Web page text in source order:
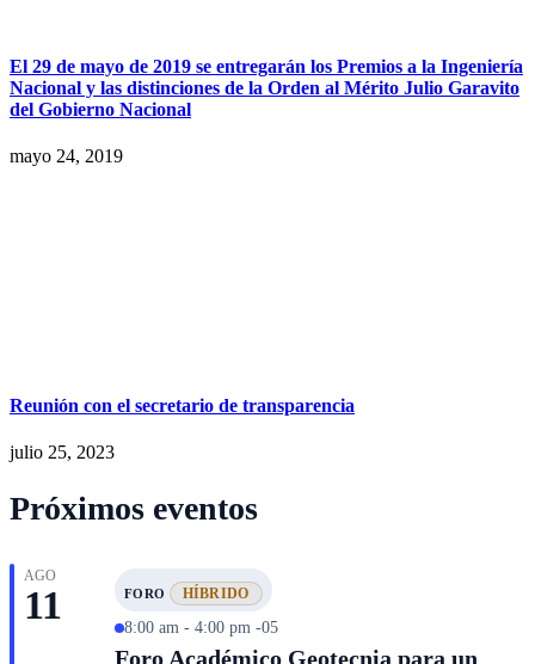
El 29 de mayo de 2019 se entregarán los Premios a la Ingeniería
Nacional y las distinciones de la Orden al Mérito Julio Garavito
del Gobierno Nacional
mayo 24, 2019
Reunión con el secretario de transparencia
julio 25, 2023
Próximos eventos
AGO
11 FORO HÍBRIDO
8:00 am - 4:00 pm -05
Foro Académico Geotecnia para un